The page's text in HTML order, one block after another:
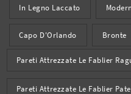
In Legno Laccato
Capo D'Orlando Bronte
Pareti Attrezzate Le Fablier
Pareti Attrezzate Le Fablier